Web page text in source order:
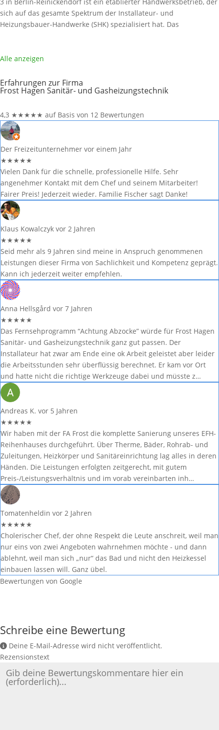
sich auf das gesamte Spektrum der Installateur- und
Heizungsbauer-Handwerke (SHK) spezialisiert hat. Das
energetische Modernisierung und Neubau legt die Delta-Therm
Alle anzeigen
Erfahrungen zur Firma
Frost Hagen Sanitär- und Gasheizungstechnik
4,3 ★★★★★ auf Basis von 12 Bewertungen
Der Freizeitunternehmer vor einem Jahr
★★★★★
Vielen Dank für die schnelle, professionelle Hilfe. Sehr
angenehmer Kontakt mit dem Chef und seinem Mitarbeiter!
Fairer Preis! Jederzeit wieder. Familie Fischer sagt Danke!
Klaus Kowalczyk vor 2 Jahren
★★★★★
Seid mehr als 9 Jahren sind meine in Anspruch genommenen
Leistungen dieser Firma von Sachlichkeit und Kompetenz geprägt.
Kann ich jederzeit weiter empfehlen.
Anna Hellsgård vor 7 Jahren
★★★★★
Das Fernsehprogramm “Achtung Abzocke” würde für Frost Hagen
Sanitär- und Gasheizungstechnik ganz gut passen. Der
Installateur hat zwar am Ende eine ok Arbeit geleistet aber leider
die Arbeitsstunden sehr überflüssig berechnet. Er kam vor Ort
und hatte nicht die richtige Werkzeuge dabei und müsste z…
Andreas K. vor 5 Jahren
★★★★★
Wir haben mit der FA Frost die komplette Sanierung unseres EFH-
Reihenhauses durchgeführt. Über Therme, Bäder, Rohrab- und
Zuleitungen, Heizkörper und Sanitäreinrichtung lag alles in deren
Händen. Die Leistungen erfolgten zeitgerecht, mit gutem
Preis-/Leistungsverhältnis und im vorab vereinbarten inh…
Tomatenheldin vor 2 Jahren
★★★★★
Cholerischer Chef, der ohne Respekt die Leute anschreit, weil man
nur eins von zwei Angeboten wahrnehmen möchte - und dann
ablehnt, weil man sich „nur“ das Bad und nicht den Heizkessel
einbauen lassen will. Ganz übel.
Bewertungen von Google
Schreibe eine Bewertung
Deine E-Mail-Adresse wird nicht veröffentlicht.
Rezensionstext